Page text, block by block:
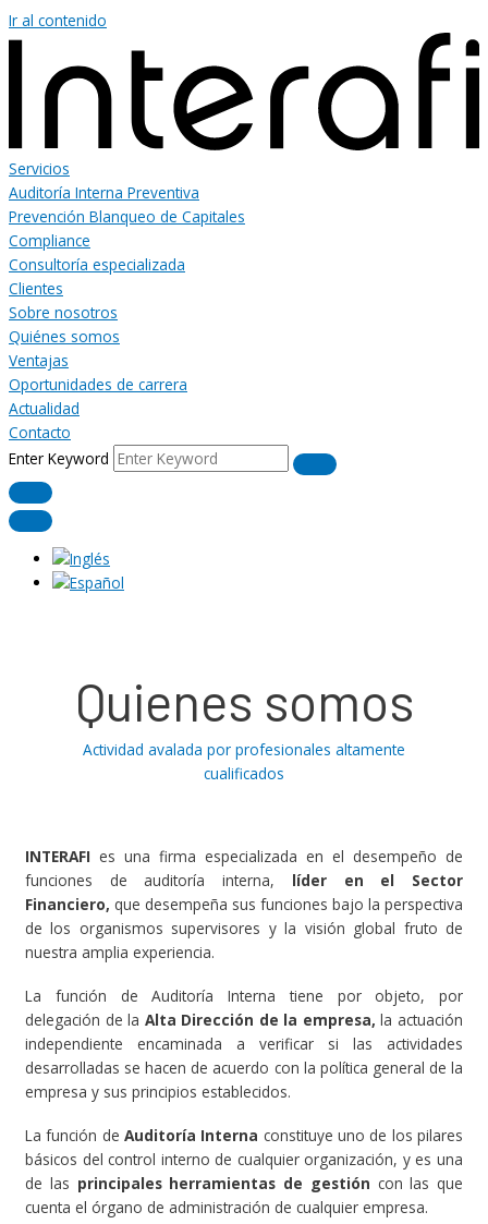
Ir al contenido
Servicios
Auditoría Interna Preventiva
Prevención Blanqueo de Capitales
Compliance
Consultoría especializada
Clientes
Sobre nosotros
Quiénes somos
Ventajas
Oportunidades de carrera
Actualidad
Contacto
Enter Keyword
Quienes somos
Actividad avalada por profesionales altamente
cualificados
INTERAFI es una firma especializada en el desempeño de
funciones de auditoría interna, líder en el Sector
Financiero, que desempeña sus funciones bajo la perspectiva
de los organismos supervisores y la visión global fruto de
nuestra amplia experiencia.
La función de Auditoría Interna tiene por objeto, por
delegación de la Alta Dirección de la empresa, la actuación
independiente encaminada a verificar si las actividades
desarrolladas se hacen de acuerdo con la política general de la
empresa y sus principios establecidos.
La función de Auditoría Interna constituye uno de los pilares
básicos del control interno de cualquier organización, y es una
de las principales herramientas de gestión con las que
cuenta el órgano de administración de cualquier empresa.